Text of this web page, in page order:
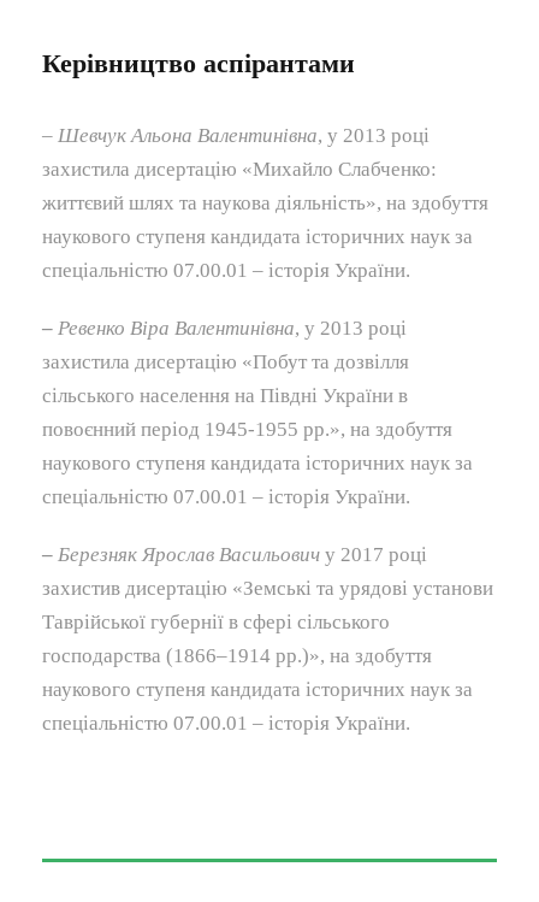
Керівництво аспірантами
– Шевчук Альона Валентинівна, у 2013 році
захистила дисертацію «Михайло Слабченко:
життєвий шлях та наукова діяльність», на здобуття
наукового ступеня кандидата історичних наук за
спеціальністю 07.00.01 – історія України.
– Ревенко Віра Валентинівна, у 2013 році
захистила дисертацію «Побут та дозвілля
сільського населення на Півдні України в
повоєнний період 1945-1955 рр.», на здобуття
наукового ступеня кандидата історичних наук за
спеціальністю 07.00.01 – історія України.
– Березняк Ярослав Васильович у 2017 році
захистив дисертацію «Земські та урядові установи
Таврійської губернії в сфері сільського
господарства (1866–1914 рр.)», на здобуття
наукового ступеня кандидата історичних наук за
спеціальністю 07.00.01 – історія України.